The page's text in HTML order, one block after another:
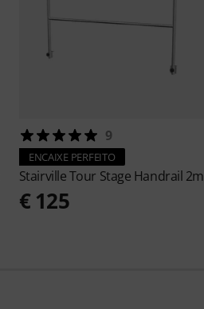
9
ENCAIXE PERFEITO
StairvilleTour Stage Handrail 2m
€ 125